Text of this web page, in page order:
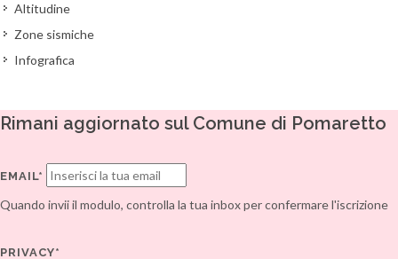
Altitudine
Zone sismiche
Infografica
Rimani aggiornato sul Comune di Pomaretto
EMAIL*
Quando invii il modulo, controlla la tua inbox per confermare l'iscrizione
PRIVACY*